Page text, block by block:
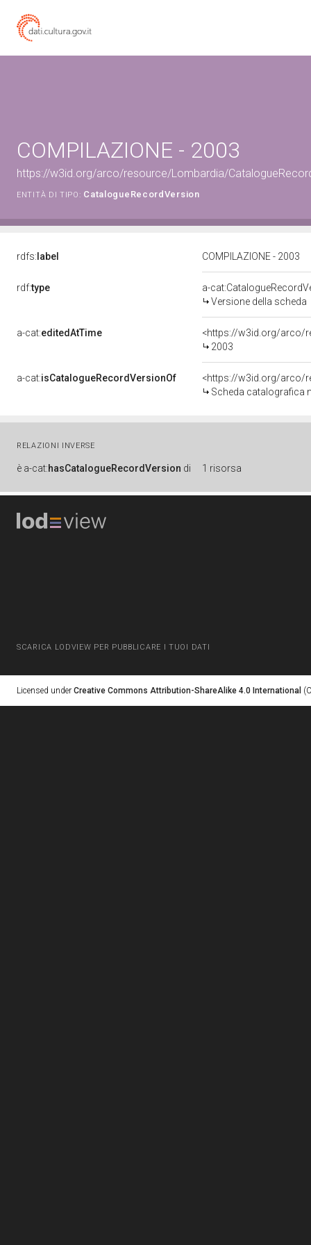
COMPILAZIONE - 2003
https://w3id.org/arco/resource/Lombardia/
ENTITÀ DI TIPO: CatalogueRecordVersion
rdfs: label COMPILAZIONE - 2003
rdf:type
a-
Versione della scheda
a-cat:editedAtTime
<https://w3id.org/arco/
2003
a-cat:isCatalogueRecordVersionOf
<https://w3id.org/arco/
Scheda catalografica
RELAZIONI INVERSE
è a-cat:hasCatalogueRecordVersion di 1 risorsa
SCARICA LODVIEW PER PUBBLICARE I TUOI DATI
Licensed under Creative Commons Attribution-ShareAlike 4.0 International